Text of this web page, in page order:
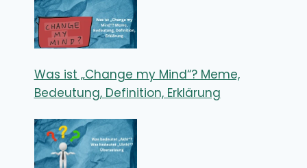
Was ist „Change my Mind“? Meme,
Bedeutung, Definition, Erklärung